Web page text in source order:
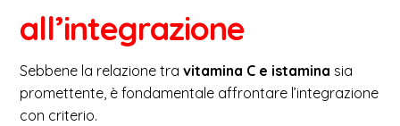
all’integrazione
Sebbene la relazione travitamina C e istamina sia
promettente, è fondamentale affrontare l’integrazione
con criterio.